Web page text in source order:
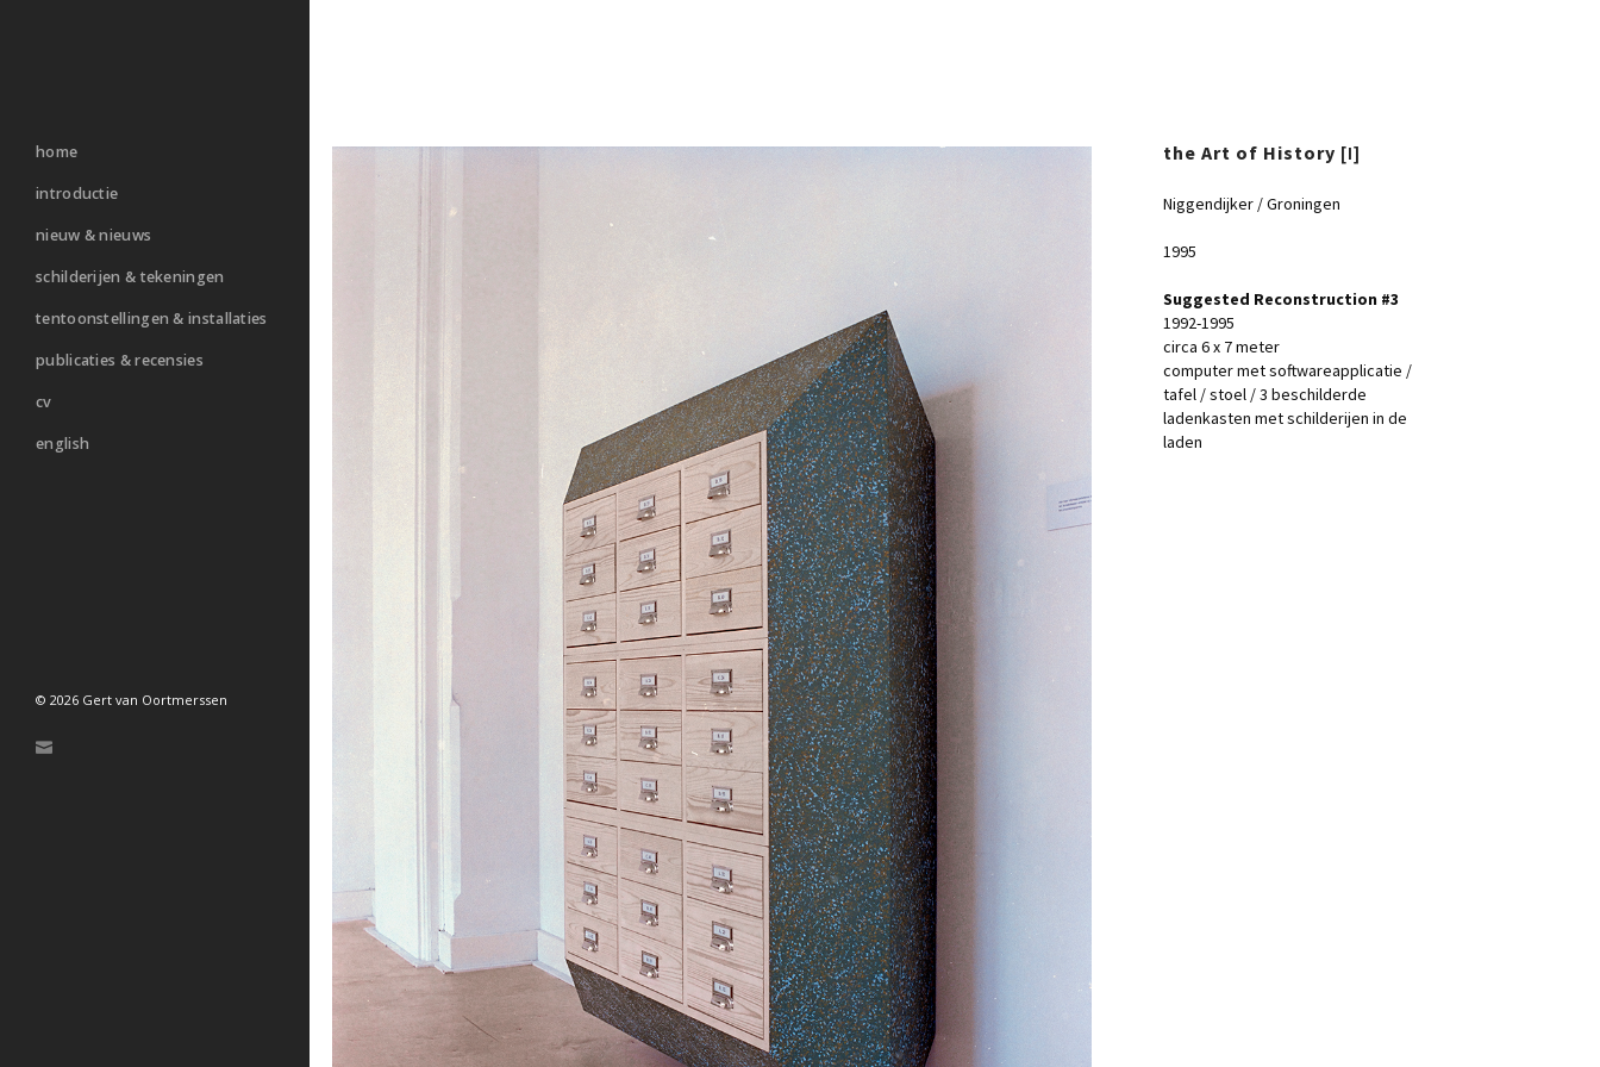
home
introductie
nieuw & nieuws
schilderijen & tekeningen
tentoonstellingen & installaties
publicaties & recensies
cv
english
© 2026 Gert van Oortmerssen
the Art of History [I]
Niggendijker / Groningen
1995
Suggested Reconstruction #3
1992-1995
circa 6 x 7 meter
computer met softwareapplicatie /
tafel / stoel / 3 beschilderde
ladenkasten met schilderijen in de
laden